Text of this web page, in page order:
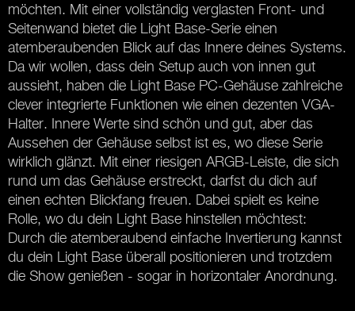
möchten. Mit einer vollständig verglasten Front- und
Seitenwand bietet die Light Base-Serie einen
atemberaubenden Blick auf das Innere deines Systems.
Da wir wollen, dass dein Setup auch von innen gut
aussieht, haben die Light Base PC-Gehäuse zahlreiche
clever integrierte Funktionen wie einen dezenten VGA-
Halter. Innere Werte sind schön und gut, aber das
Aussehen der Gehäuse selbst ist es, wo diese Serie
wirklich glänzt. Mit einer riesigen ARGB-Leiste, die sich
rund um das Gehäuse erstreckt, darfst du dich auf
einen echten Blickfang freuen. Dabei spielt es keine
Rolle, wo du dein Light Base hinstellen möchtest:
Durch die atemberaubend einfache Invertierung kannst
du dein Light Base überall positionieren und trotzdem
die Show genießen - sogar in horizontaler Anordnung.